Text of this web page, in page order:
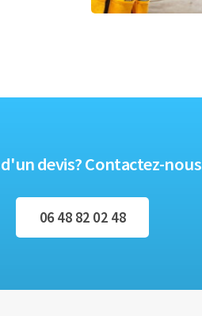
devis? Contactez-nous
06 48 82 02 48